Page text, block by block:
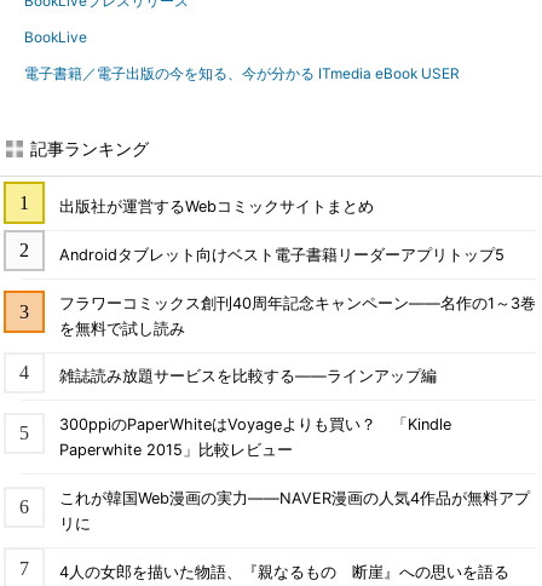
BookLive
電子書籍／電子出版の今を知る、今が分かる ITmedia eBook USER
記事ランキング
出版社が運営するWebコミックサイトまとめ
Androidタブレット向けベスト電子書籍リーダーアプリトップ5
フラワーコミックス創刊40周年記念キャンペーン――名作の1～3巻
を無料で試し読み
雑誌読み放題サービスを比較する――ラインアップ編
300ppiのPaperWhiteはVoyageよりも買い？ 「Kindle
Paperwhite 2015」比較レビュー
これが韓国Web漫画の実力――NAVER漫画の人気4作品が無料アプ
リに
4人の女郎を描いた物語、『親なるもの 断崖』への思いを語る